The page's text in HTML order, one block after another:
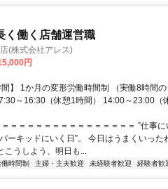
く働く店舗運営職
(株式会社アレス)
円
】 1か月の変形労働時間制 （実働8時間
～16:30（休憩1時間） 14:00～23:00
＝＝＝＝＝＝＝＝＝＝＝＝＝＝＝ ”仕事に
ーキッドにいく日”。 今日はうまくいっ
こうしよう、明日も...
時間制 主婦・主夫歓迎 未経験者歓迎 経験者歓